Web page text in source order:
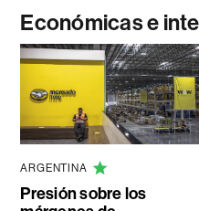
Económicas e
ARGENTINA
Presión sobre los